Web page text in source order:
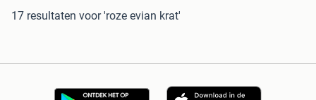
17 resultaten voor 'roze evian krat'